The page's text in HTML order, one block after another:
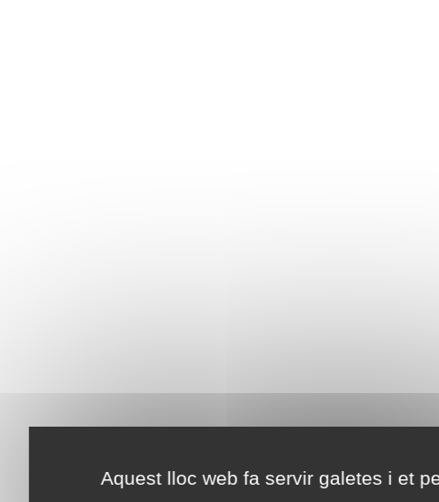
Aquest lloc web fa servir galetes i et